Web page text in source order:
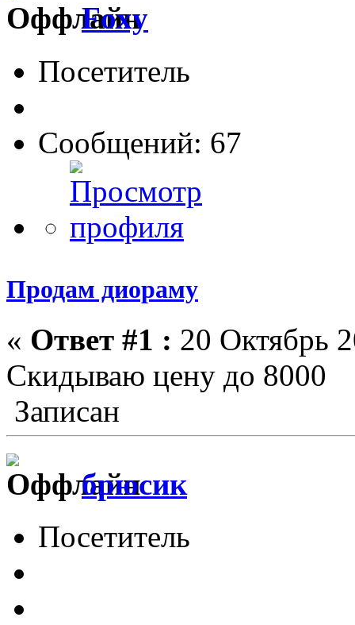
Foxy
Посетитель
Сообщений: 67
Продам диораму
« Ответ #1 : 20 Октябрь
Скидываю цену до 8000
Записан
брюсик
Посетитель